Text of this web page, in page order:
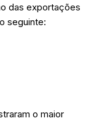
das exportações
seguinte:
o maior